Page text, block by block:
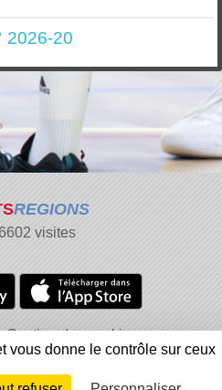
2026-20
REGIONS
visites
Gestion des cookies
un contenu inapproprié
vous donne le contrôle sur ceux